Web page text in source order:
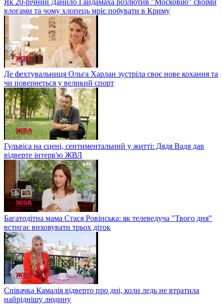
влогами та чому хлопець мріє побувати в Криму
Де фехтувальниця Ольга Харлан зустріла своє нове кохання та
чи повернеться у великий спорт
Гульвіса на сцені, сентиментальний у житті: Дядя Вадя дав
відверте інтерв'ю ЖВЛ
Багатодітна мама Стася Ровінська: як телеведуча "Твого дня"
встигає виховувати трьох діток
Співачка Камалія відверто про дні, коли ледь не втратила
найріднішу людину